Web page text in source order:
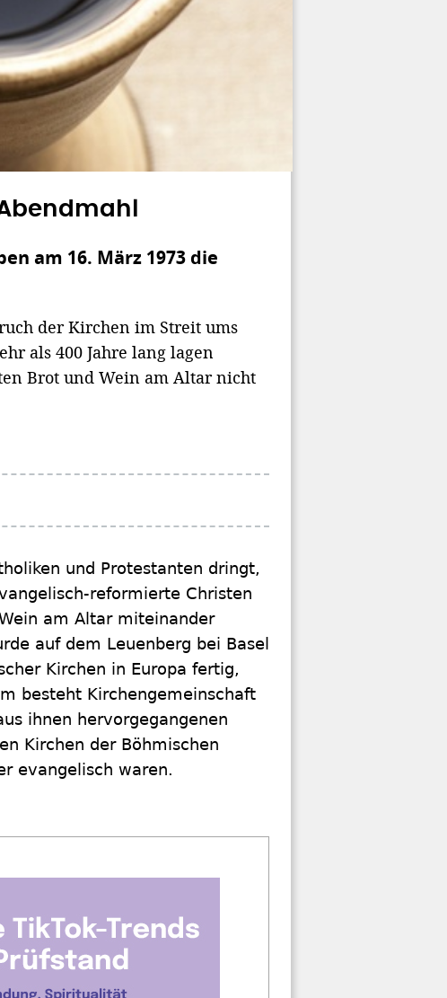
am 16. März 1973 die
der Kirchen im Streit ums
als 400 Jahre lang lagen
Brot und Wein am Altar nicht
und Protestanten dringt,
reformierte Christen
am Altar miteinander
auf dem Leuenberg bei Basel
Kirchen in Europa fertig,
besteht Kirchengemeinschaft
ihnen hervorgegangenen
Kirchen der Böhmischen
evangelisch waren.